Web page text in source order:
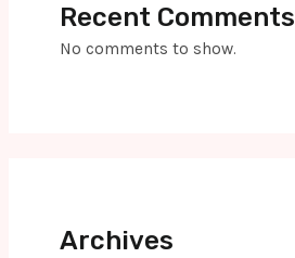
Recent Comments
No comments to show.
Archives